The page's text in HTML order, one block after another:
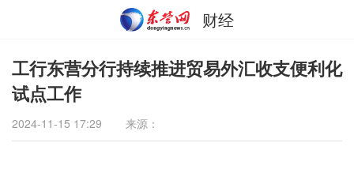
财经
工行东营分行持续推进贸易外汇收支便利化
试点工作
2024-11-15 17:29 来源：